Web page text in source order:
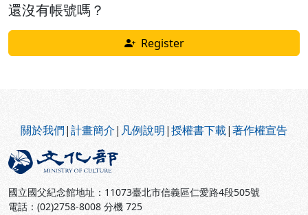
還沒有帳號嗎？
Register
關於我們|計畫簡介| 凡例說明|授權書下載|著作權宣告
國立國父紀念館地址：11073臺北市信義區仁愛路4段505號
電話：(02)2758-8008 分機 725